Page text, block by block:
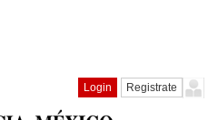
Login Registrate